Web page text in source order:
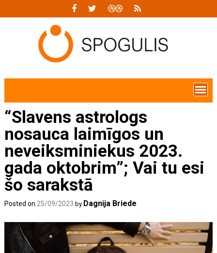
“Slavens astrologs
nosauca laimīgos un
neveiksminiekus 2023.
gada oktobrim”; Vai tu esi
šo sarakstā
Posted on 25/09/2023 by Dagnija Briede